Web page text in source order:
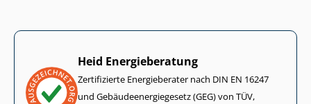
Heid Energieberatung
Zertifizierte Energieberater nach DIN EN 16247
und Ge­bäu­de­en­er­gie­ge­setz (GEG) von TÜV,